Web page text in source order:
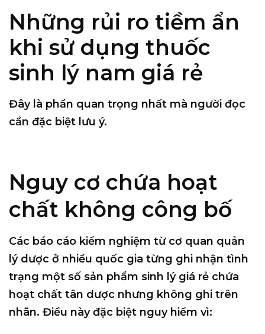
Những rủi ro tiềm ẩn
khi sử dụng thuốc
sinh lý nam giá rẻ
Đây là phần quan trọng nhất mà người đọc
cần đặc biệt lưu ý.
Nguy cơ chứa hoạt
chất không công bố
Các báo cáo kiểm nghiệm từ cơ quan quản
lý dược ở nhiều quốc gia từng ghi nhận tình
trạng một số sản phẩm sinh lý giá rẻ chứa
hoạt chất tân dược nhưng không ghi trên
nhãn. Điều này đặc biệt nguy hiểm vì: